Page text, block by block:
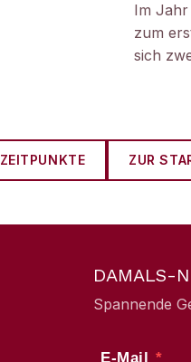
Im Jahr
zum
sich
ZEITPUNKTE ZUR
DAMALS-
Spannende